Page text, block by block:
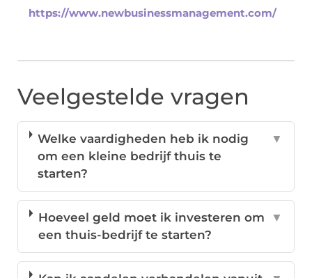
https://www.newbusinessmanagement.com/
Veelgestelde vragen
Welke vaardigheden heb ik nodig
om een kleine bedrijf thuis te
starten?
▼
Hoeveel geld moet ik investeren om
een thuis-bedrijf te starten?
▼